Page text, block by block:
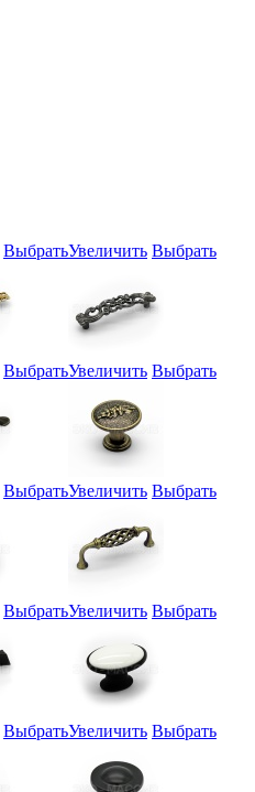
ВыбратьУвеличить Выбрать
ВыбратьУвеличить Выбрать
ВыбратьУвеличить Выбрать
ВыбратьУвеличить Выбрать
ВыбратьУвеличить Выбрать